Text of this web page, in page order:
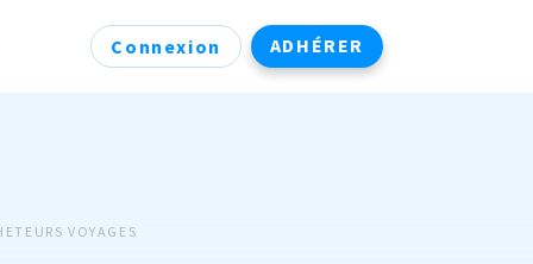
Connexion ADHÉRER
VOYAGES